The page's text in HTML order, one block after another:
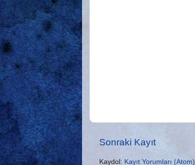
Sonraki Kayıt
Kaydol: Kayıt Yorumları (Atom)